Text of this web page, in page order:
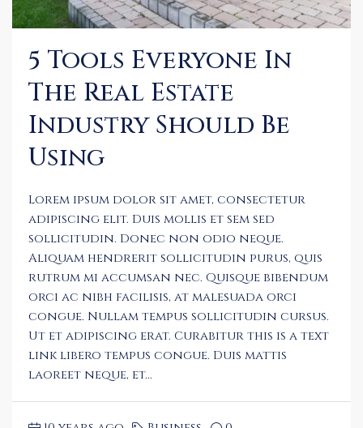
5 Tools Everyone In
The Real Estate
Industry Should Be
Using
Lorem ipsum dolor sit amet, consectetur
adipiscing elit. Duis mollis et sem sed
sollicitudin. Donec non odio neque.
Aliquam hendrerit sollicitudin purus, quis
rutrum mi accumsan nec. Quisque bibendum
orci ac nibh facilisis, at malesuada orci
congue. Nullam tempus sollicitudin cursus.
Ut et adipiscing erat. Curabitur this is a text
link libero tempus congue. Duis mattis
laoreet neque, et...